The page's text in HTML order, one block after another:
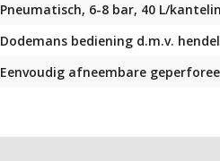
Pneumatisch, 6-8 bar, 40 L/
Dodemans bediening d.m.v. hendel
Eenvoudig afneembare